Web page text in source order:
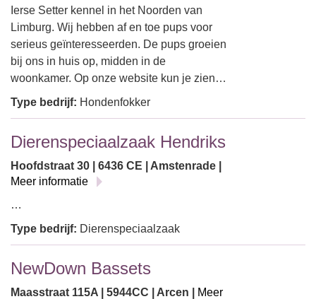
Ierse Setter kennel in het Noorden van
Limburg. Wij hebben af en toe pups voor
serieus geïnteresseerden. De pups groeien
bij ons in huis op, midden in de
woonkamer. Op onze website kun je zien…
Type bedrijf: Hondenfokker
Dierenspeciaalzaak Hendriks
Hoofdstraat 30 | 6436 CE | Amstenrade |
Meer informatie
…
Type bedrijf: Dierenspeciaalzaak
NewDown Bassets
Maasstraat 115A | 5944CC | Arcen |
Meer